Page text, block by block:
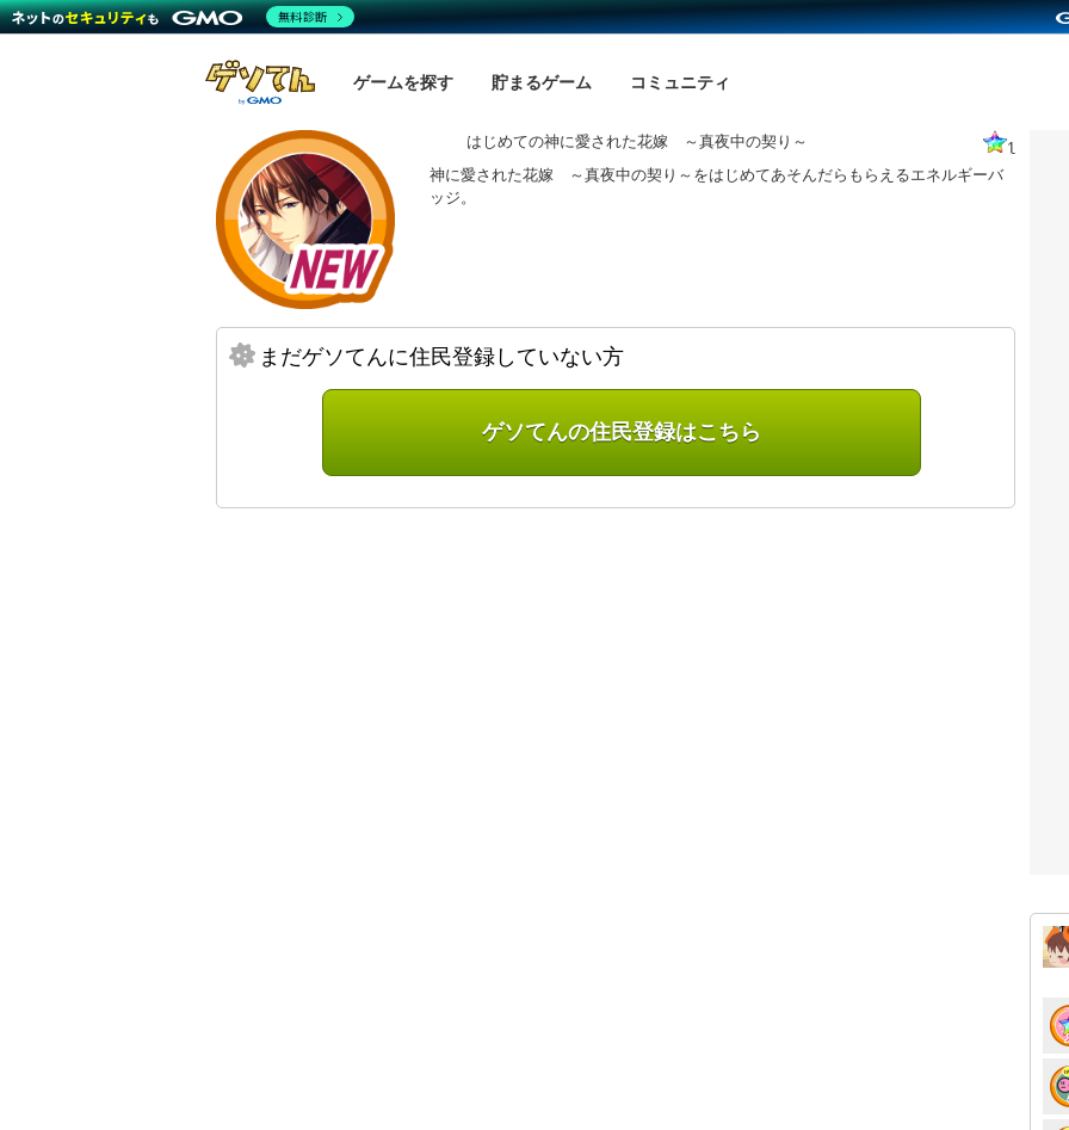
ゲームを探す 貯まるゲーム コミュニティ
はじめての神に愛された花嫁 ～真夜中の契り～
1
神に愛された花嫁 ～真夜中の契り～をはじめてあそんだらもらえるエネルギーバ
ッジ。
まだゲソてんに住民登録していない方
ゲソてんの住民登録はこちら
無料診断